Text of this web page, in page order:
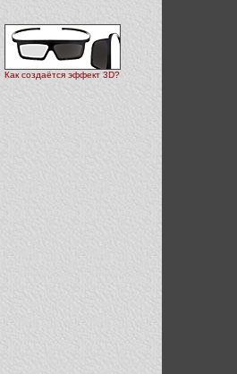
Как создаётся эффект 3D?